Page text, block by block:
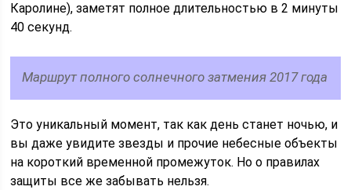
Каролине), заметят полное длительностью в 2 минуты
40 секунд.
Маршрут полного солнечного затмения 2017 года
Это уникальный момент, так как день станет ночью, и
вы даже увидите звезды и прочие небесные объекты
на короткий временной промежуток. Но о правилах
защиты все же забывать нельзя.